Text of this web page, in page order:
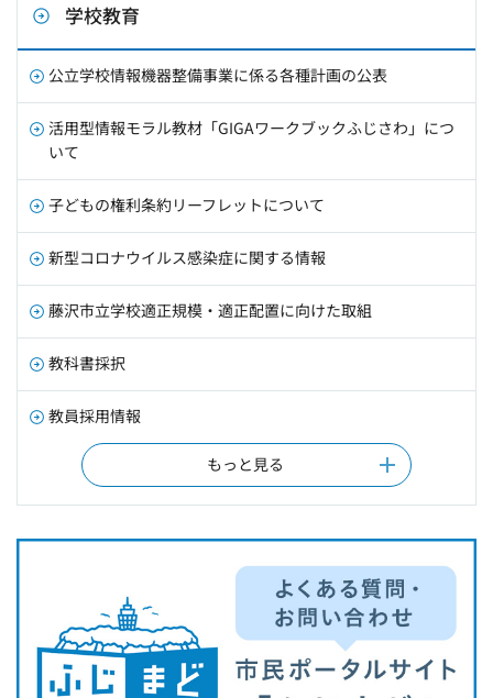
学校教育
公立学校情報機器整備事業に係る各種計画の公表
活用型情報モラル教材「GIGAワークブックふじさわ」につ
いて
子どもの権利条約リーフレットについて
新型コロナウイルス感染症に関する情報
藤沢市立学校適正規模・適正配置に向けた取組
教科書採択
教員採用情報
もっと見る